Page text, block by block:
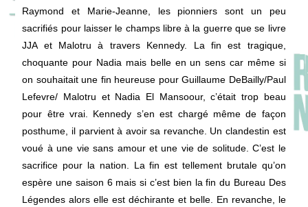
Raymond et Marie-Jeanne, les pionniers sont un peu
sacrifiés pour laisser le champs libre à la guerre que se livre
JJA et Malotru à travers Kennedy. La fin est tragique,
choquante pour Nadia mais belle en un sens car même si
on souhaitait une fin heureuse pour Guillaume DeBailly/Paul
Lefevre/ Malotru et Nadia El Mansoour, c’était trop beau
pour être vrai. Kennedy s’en est chargé même de façon
posthume, il parvient à avoir sa revanche. Un clandestin est
voué à une vie sans amour et une vie de solitude. C’est le
sacrifice pour la nation. La fin est tellement brutale qu’on
espère une saison 6 mais si c’est bien la fin du Bureau Des
Légendes alors elle est déchirante et belle. En revanche, le